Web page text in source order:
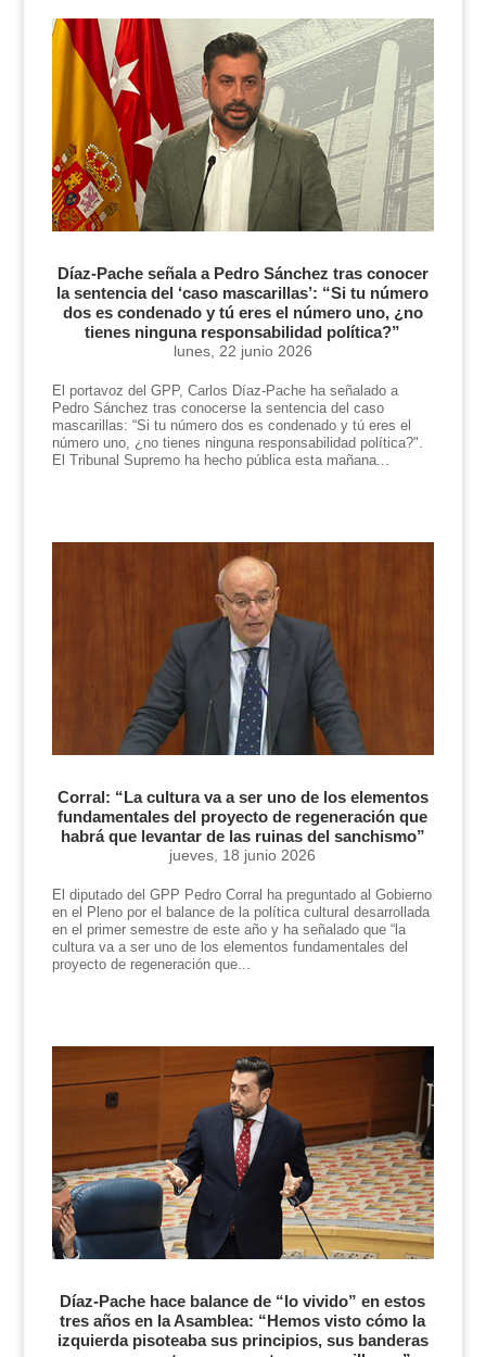
Díaz-Pache señala a Pedro Sánchez tras conocer
la sentencia del ‘caso mascarillas’: “Si tu número
dos es condenado y tú eres el número uno, ¿no
tienes ninguna responsabilidad política?”
lunes, 22 junio 2026
El portavoz del GPP, Carlos Díaz-Pache ha señalado a
Pedro Sánchez tras conocerse la sentencia del caso
mascarillas: “Si tu número dos es condenado y tú eres el
número uno, ¿no tienes ninguna responsabilidad política?".
El Tribunal Supremo ha hecho pública esta mañana...
Corral: “La cultura va a ser uno de los elementos
fundamentales del proyecto de regeneración que
habrá que levantar de las ruinas del sanchismo”
jueves, 18 junio 2026
El diputado del GPP Pedro Corral ha preguntado al Gobierno
en el Pleno por el balance de la política cultural desarrollada
en el primer semestre de este año y ha señalado que “la
cultura va a ser uno de los elementos fundamentales del
proyecto de regeneración que...
Díaz-Pache hace balance de “lo vivido” en estos
tres años en la Asamblea: “Hemos visto cómo la
izquierda pisoteaba sus principios, sus banderas